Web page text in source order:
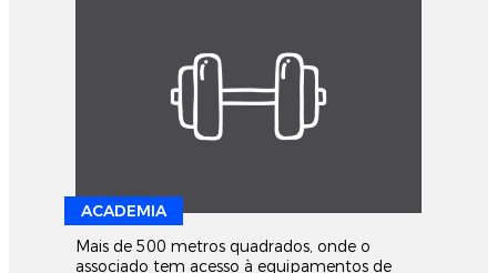
ACADEMIA
Mais de 500 metros quadrados, onde o
associado tem acesso à equipamentos de